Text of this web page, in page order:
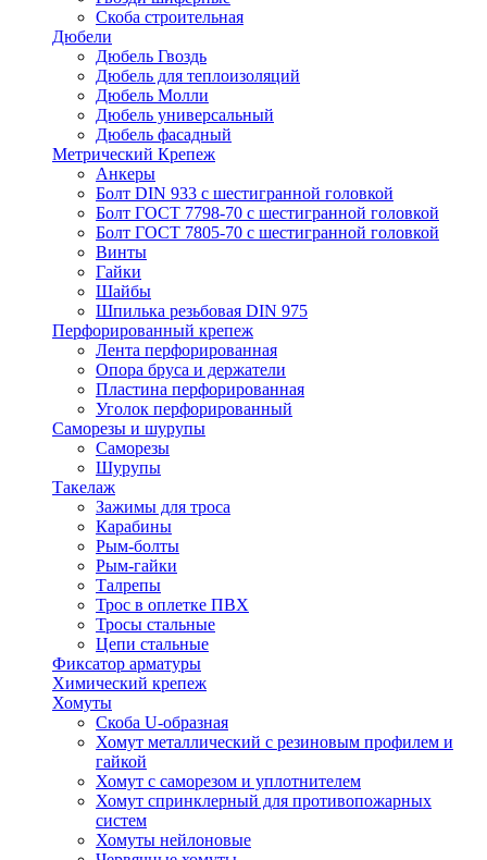
Скоба строительная
Дюбели
Дюбель Гвоздь
Дюбель для теплоизоляций
Дюбель Молли
Дюбель универсальный
Дюбель фасадный
Метрический Крепеж
Анкеры
Болт DIN 933 с шестигранной головкой
Болт ГОСТ 7798-70 с шестигранной головкой
Болт ГОСТ 7805-70 с шестигранной головкой
Винты
Гайки
Шайбы
Шпилька резьбовая DIN 975
Перфорированный крепеж
Лента перфорированная
Опора бруса и держатели
Пластина перфорированная
Уголок перфорированный
Саморезы и шурупы
Саморезы
Шурупы
Такелаж
Зажимы для троса
Карабины
Рым-болты
Рым-гайки
Талрепы
Трос в оплетке ПВХ
Тросы стальные
Цепи стальные
Фиксатор арматуры
Химический крепеж
Хомуты
Скоба U-образная
Хомут металлический с резиновым профилем и
гайкой
Хомут с саморезом и уплотнителем
Хомут спринклерный для противопожарных
систем
Хомуты нейлоновые